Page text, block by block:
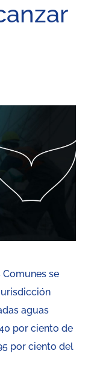
Comunes se
aguas
por ciento de
por ciento del